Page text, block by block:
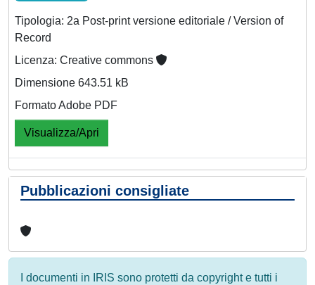
Tipologia: 2a Post-print versione editoriale / Version of
Record
Licenza: Creative commons
Dimensione 643.51 kB
Formato Adobe PDF
Visualizza/Apri
Pubblicazioni consigliate
I documenti in IRIS sono protetti da copyright e tutti i